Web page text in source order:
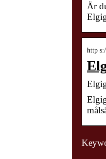
Är
http